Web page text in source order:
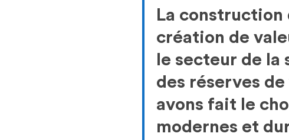
La
création de
le secteur de
des réserves
avons fait le
modernes et